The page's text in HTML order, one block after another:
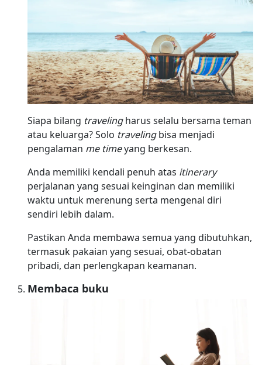
Siapa bilang travelingharus selalu bersama teman
atau keluarga? Solo travelingbisa menjadi
pengalaman me timeyang berkesan.
Anda memiliki kendali penuh atas itinerary
perjalanan yang sesuai keinginan dan memiliki
waktu untuk merenung serta mengenal diri
sendiri lebih dalam.
Pastikan Anda membawa semua yang dibutuhkan,
termasuk pakaian yang sesuai, obat-obatan
pribadi, dan perlengkapan keamanan.
Membaca buku